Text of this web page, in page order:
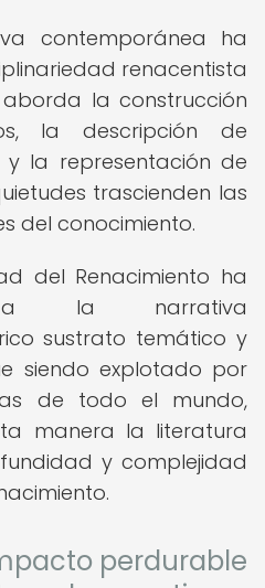
contemporánea ha
renacentista
la construcción
la descripción de
y la representación de
trascienden las
del conocimiento.
del Renacimiento ha
a la narrativa
sustrato temático y
siendo explotado por
de todo el mundo,
manera la literatura
y complejidad
perdurable